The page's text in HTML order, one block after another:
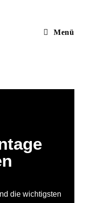
Menü
die wichtigsten